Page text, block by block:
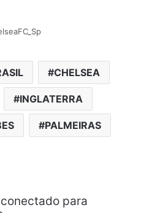
CHELSEA
INGLATERRA
PALMEIRAS
conectado para